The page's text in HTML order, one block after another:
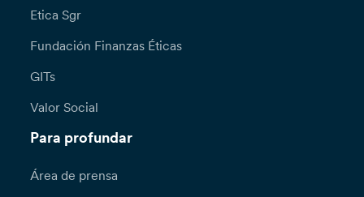
Etica Sgr
Fundación Finanzas Éticas
GITs
Valor Social
Para profundar
Área de prensa